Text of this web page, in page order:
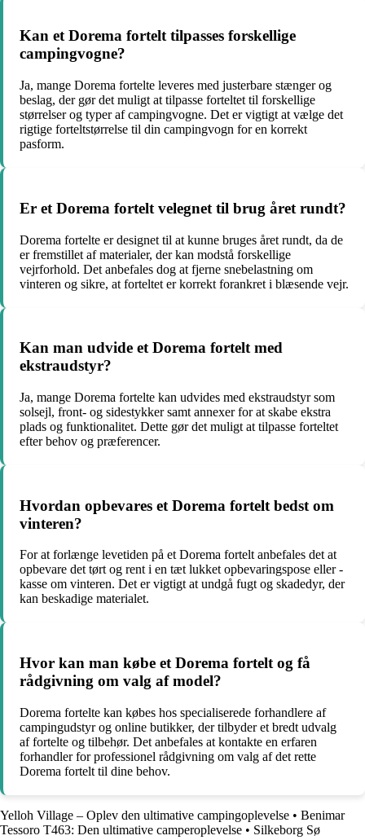
Kan et Dorema fortelt tilpasses forskellige
campingvogne?
Ja, mange Dorema fortelte leveres med justerbare stænger og
beslag, der gør det muligt at tilpasse forteltet til forskellige
størrelser og typer af campingvogne. Det er vigtigt at vælge det
rigtige forteltstørrelse til din campingvogn for en korrekt
pasform.
Er et Dorema fortelt velegnet til brug året rundt?
Dorema fortelte er designet til at kunne bruges året rundt, da de
er fremstillet af materialer, der kan modstå forskellige
vejrforhold. Det anbefales dog at fjerne snebelastning om
vinteren og sikre, at forteltet er korrekt forankret i blæsende vejr.
Kan man udvide et Dorema fortelt med
ekstraudstyr?
Ja, mange Dorema fortelte kan udvides med ekstraudstyr som
solsejl, front- og sidestykker samt annexer for at skabe ekstra
plads og funktionalitet. Dette gør det muligt at tilpasse forteltet
efter behov og præferencer.
Hvordan opbevares et Dorema fortelt bedst om
vinteren?
For at forlænge levetiden på et Dorema fortelt anbefales det at
opbevare det tørt og rent i en tæt lukket opbevaringspose eller -
kasse om vinteren. Det er vigtigt at undgå fugt og skadedyr, der
kan beskadige materialet.
Hvor kan man købe et Dorema fortelt og få
rådgivning om valg af model?
Dorema fortelte kan købes hos specialiserede forhandlere af
campingudstyr og online butikker, der tilbyder et bredt udvalg
af fortelte og tilbehør. Det anbefales at kontakte en erfaren
forhandler for professionel rådgivning om valg af det rette
Dorema fortelt til dine behov.
Yelloh Village – Oplev den ultimative campingoplevelse • Benimar
Tessoro T463: Den ultimative camperoplevelse • Silkeborg Sø